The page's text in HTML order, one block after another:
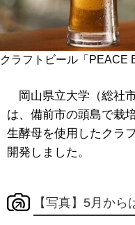
クラフトビール「PEACE
岡山県立大学（総社
は、備前市の頭島で栽
生酵母を使用したクラ
開発しました。
【写真】5月か